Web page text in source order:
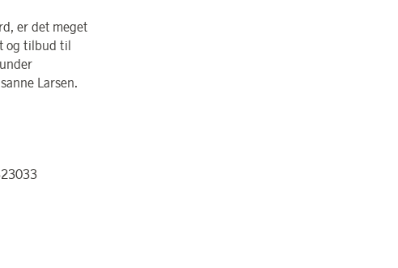
er det meget
og tilbud til
Larsen.